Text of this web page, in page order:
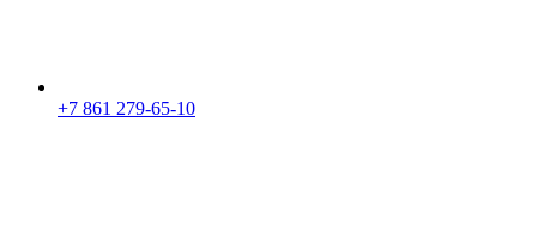
+7 861 279-65-10